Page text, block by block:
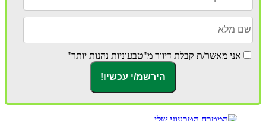
אני מאשר/ת קבלת דיוור מ"טבעוניות נהנות יותר"